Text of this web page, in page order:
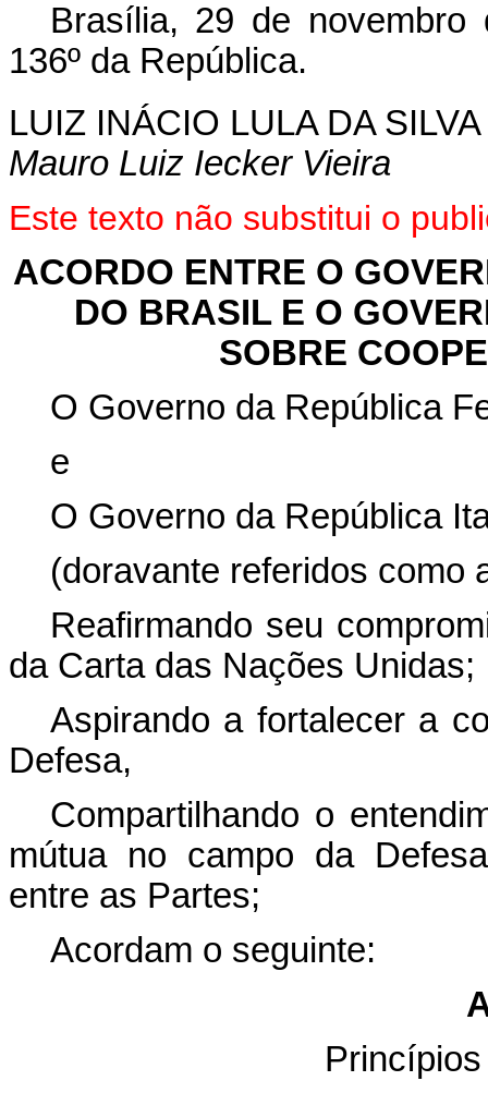
Brasília, 29 de novembro
136º da República.
LUIZ INÁCIO LULA DA SILVA
Mauro Luiz Iecker Vieira
Este texto não substitui o
ACORDO ENTRE O
DO BRASIL E O
SOBRE
O Governo da República
e
O Governo da República
(doravante referidos como
Reafirmando seu
da Carta das Nações
Aspirando a fortalecer a
Defesa,
Compartilhando o
mútua no campo da
entre as Partes;
Acordam o seguinte: